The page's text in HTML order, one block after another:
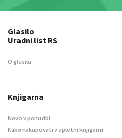
Glasilo
Uradni list RS
O glasilu
Knjigarna
Novo v ponudbi
Kako nakupovati v spletni knjigarni